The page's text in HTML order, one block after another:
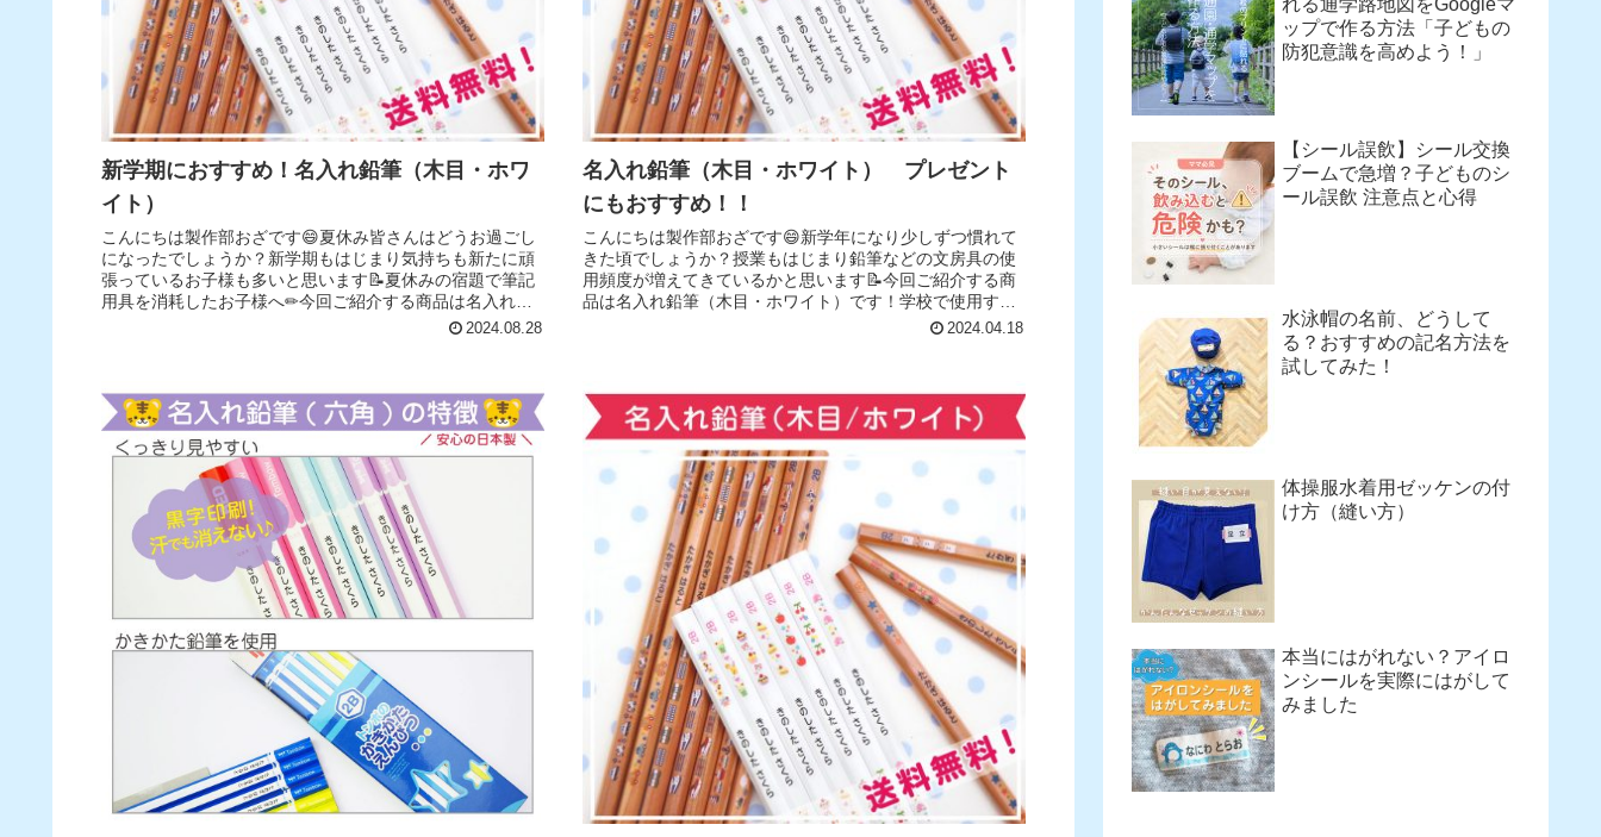
新学期におすすめ！名入れ鉛筆（木目・ホワ
イト）
こんにちは製作部おざです😄夏休み皆さんはどうお過ごし
になったでしょうか？新学期もはじまり気持ちも新たに頑
張っているお子様も多いと思います📝夏休みの宿題で筆記
用具を消耗したお子様へ✏今回ご紹介する商品は名入れ鉛
2024.08.28
名入れ鉛筆（木目・ホワイト） プレゼント
にもおすすめ！！
こんにちは製作部おざです😄新学年になり少しずつ慣れて
きた頃でしょうか？授業もはじまり鉛筆などの文房具の使
用頻度が増えてきているかと思います📝今回ご紹介する商
品は名入れ鉛筆（木目・ホワイト）です！学校で使用する
2024.04.18
れる通学路地図をGoogleマ
ップで作る方法「子どもの
防犯意識を高めよう！」
【シール誤飲】シール交換
ブームで急増？子どものシ
ール誤飲 注意点と心得
水泳帽の名前、どうして
る？おすすめの記名方法を
試してみた！
体操服水着用ゼッケンの付
け方（縫い方）
本当にはがれない？アイロ
ンシールを実際にはがして
みました